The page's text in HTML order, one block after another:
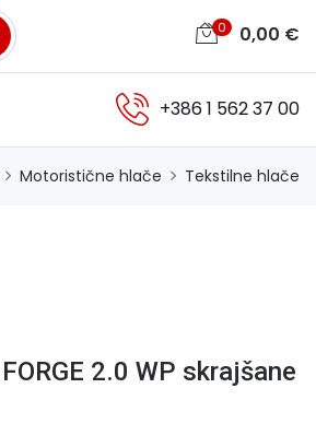
0 0,00 €
+386 1 562 37 00
Motoristične hlače Tekstilne hlače
2.0 WP skrajšane